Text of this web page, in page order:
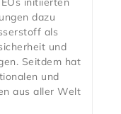
dazu
als
und
Seitdem hat
und
aus aller Welt